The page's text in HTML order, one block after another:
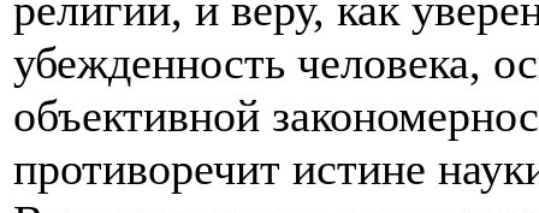
убежденность человека,
объективной
противоречит истине